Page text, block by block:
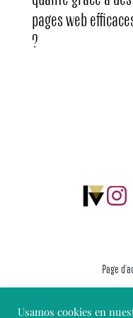
pages web
?
Page
Usamos cookies en